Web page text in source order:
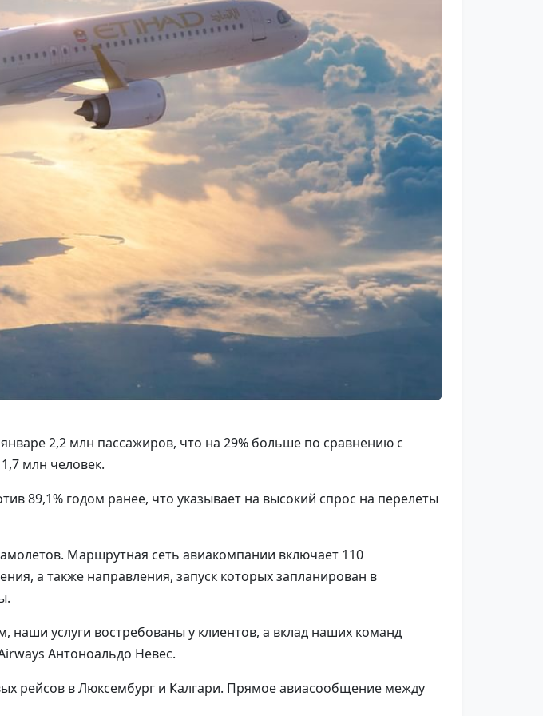
2,2 млн пассажиров, что на 29% больше по сравнению с
млн человек.
89,1% годом ранее, что указывает на высокий спрос на перелеты
Маршрутная сеть авиакомпании включает 110
а также направления, запуск которых запланирован в
наши услуги востребованы у клиентов, а вклад наших команд
Антоноальдо Невес.
рейсов в Люксембург и Калгари. Прямое авиасообщение между